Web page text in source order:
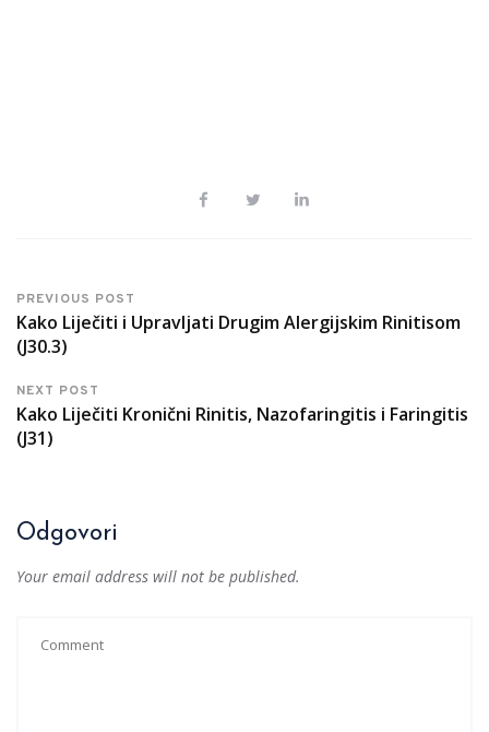
PREVIOUS POST
Kako Liječiti i Upravljati Drugim Alergijskim Rinitisom
(J30.3)
NEXT POST
Kako Liječiti Kronični Rinitis, Nazofaringitis i Faringitis
(J31)
Odgovori
Your email address will not be published.